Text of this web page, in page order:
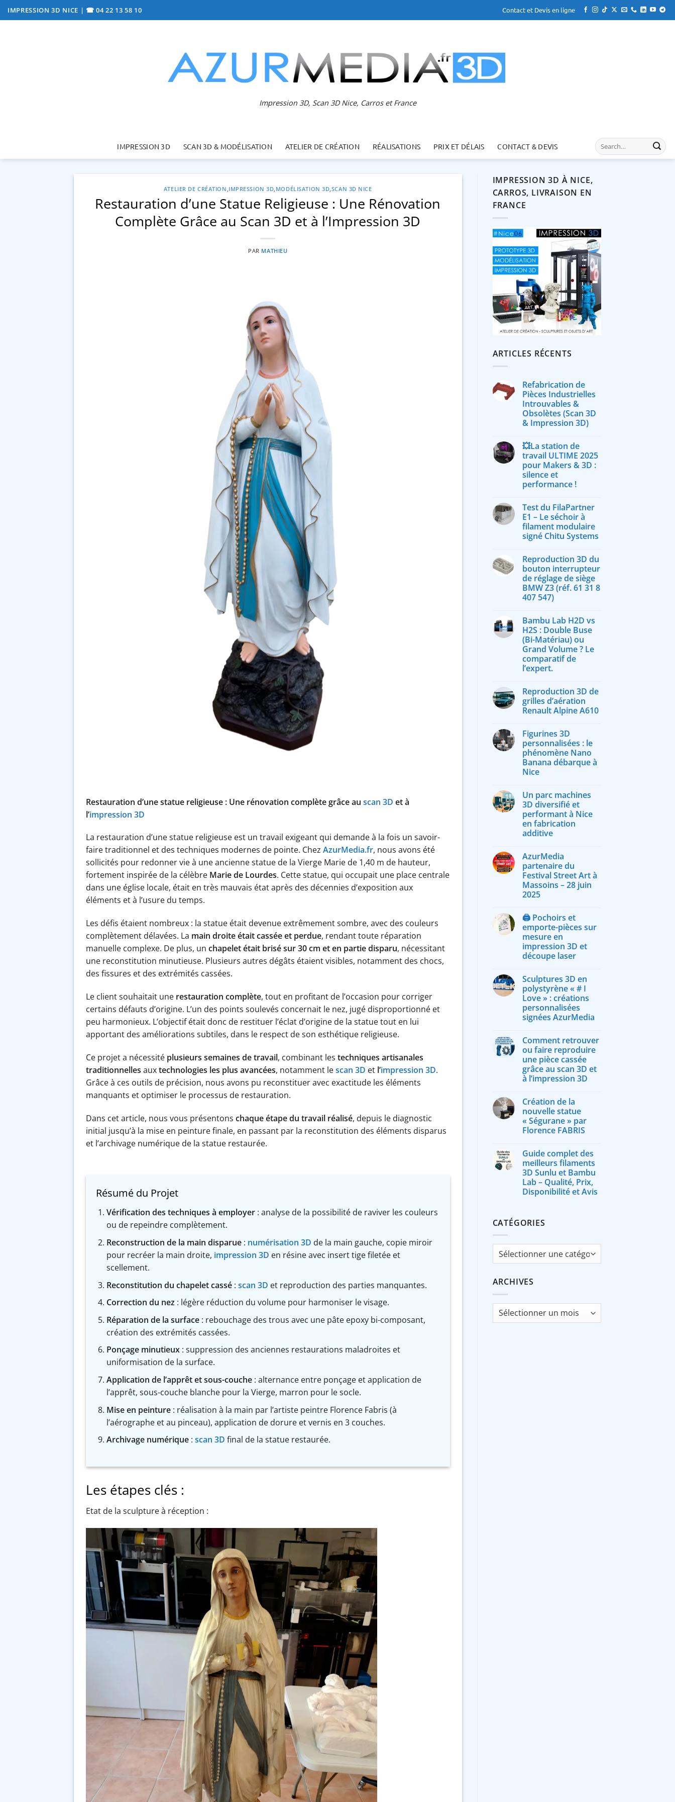
Passer
au
IMPRESSION 3D NICE | ☎ 04 22 13 58 10 Contact et Devis en ligne
Impression 3D, Scan 3D Nice, Carros et France
IMPRESSION 3D SCAN 3D & MODÉLISATION ATELIER DE CRÉATION RÉALISATIONS PRIX ET DÉLAIS CONTACT & DEVIS
ATELIER DE CRÉATION ,IMPRESSION 3D, MODÉLISATION 3D,SCAN 3D NICE
Restauration d’une Statue Religieuse : Une Rénovation
Complète Grâce au Scan 3D et à l’Impression 3D
PAR MATHIEU
Restauration d’une statue religieuse : Une rénovation complète grâce au scan 3D et à
l’impression 3D
La restauration d’une statue religieuse est un travail exigeant qui demande à la fois un savoir-
faire traditionnel et des techniques modernes de pointe. Chez AzurMedia.fr, nous avons été
sollicités pour redonner vie à une ancienne statue de la Vierge Marie de 1,40 m de hauteur,
fortement inspirée de la célèbre Marie de Lourdes. Cette statue, qui occupait une place centrale
dans une église locale, était en très mauvais état après des décennies d’exposition aux
éléments et à l’usure du temps.
Les défis étaient nombreux : la statue était devenue extrêmement sombre, avec des couleurs
complètement délavées. La main droite était cassée et perdue, rendant toute réparation
manuelle complexe. De plus, un chapelet était brisé sur 30 cm et en partie disparu, nécessitant
une reconstitution minutieuse. Plusieurs autres dégâts étaient visibles, notamment des chocs,
des fissures et des extrémités cassées.
Le client souhaitait une restauration complète, tout en profitant de l’occasion pour corriger
certains défauts d’origine. L’un des points soulevés concernait le nez, jugé disproportionné et
peu harmonieux. L’objectif était donc de restituer l’éclat d’origine de la statue tout en lui
apportant des améliorations subtiles, dans le respect de son esthétique religieuse.
Ce projet a nécessité plusieurs semaines de travail, combinant les techniques artisanales
traditionnelles auxtechnologies les plus avancées, notamment lescan 3D et l’impression 3D.
Grâce à ces outils de précision, nous avons pu reconstituer avec exactitude les éléments
manquants et optimiser le processus de restauration.
Dans cet article, nous vous présentons chaque étape du travail réalisé, depuis le diagnostic
initial jusqu’à la mise en peinture finale, en passant par la reconstitution des éléments disparus
et l’archivage numérique de la statue restaurée.
Résumé du Projet
Vérification des techniques à employer: analyse de la possibilité de raviver les couleurs
ou de repeindre complètement.
Reconstruction de la main disparue: numérisation 3D de la main gauche, copie miroir
pour recréer la main droite, impression 3D en résine avec insert tige filetée et
scellement.
Reconstitution du chapelet cassé: scan 3D et reproduction des parties manquantes.
Correction du nez : légère réduction du volume pour harmoniser le visage.
Réparation de la surface: rebouchage des trous avec une pâte epoxy bi-composant,
création des extrémités cassées.
Ponçage minutieux: suppression des anciennes restaurations maladroites et
uniformisation de la surface.
Application de l’apprêt et sous-couche: alternance entre ponçage et application de
l’apprêt, sous-couche blanche pour la Vierge, marron pour le socle.
Mise en peinture: réalisation à la main par l’artiste peintre Florence Fabris (à
l’aérographe et au pinceau), application de dorure et vernis en 3 couches.
Archivage numérique: scan 3D final de la statue restaurée.
Les étapes clés :
Etat de la sculpture à réception :
IMPRESSION 3D À NICE,
CARROS, LIVRAISON EN
FRANCE
ARTICLES RÉCENTS
Refabrication de
Pièces Industrielles
Introuvables &
Obsolètes (Scan 3D
& Impression 3D)
💥La station de
travail ULTIME 2025
pour Makers & 3D :
silence et
performance !
Test du FilaPartner
E1 – Le séchoir à
filament modulaire
signé Chitu Systems
Reproduction 3D du
bouton interrupteur
de réglage de siège
BMW Z3 (réf. 61 31 8
407 547)
Bambu Lab H2D vs
H2S : Double Buse
(Bi-Matériau) ou
Grand Volume ? Le
comparatif de
l’expert.
Reproduction 3D de
grilles d’aération
Renault Alpine A610
Figurines 3D
personnalisées : le
phénomène Nano
Banana débarque à
Nice
Un parc machines
3D diversifié et
performant à Nice
en fabrication
additive
AzurMedia
partenaire du
Festival Street Art à
Massoins – 28 juin
2025
🖨️ Pochoirs et
emporte-pièces sur
mesure en
impression 3D et
découpe laser
Sculptures 3D en
polystyrène « # I
Love » : créations
personnalisées
signées AzurMedia
Comment retrouver
ou faire reproduire
une pièce cassée
grâce au scan 3D et
à l’impression 3D
Création de la
nouvelle statue
« Ségurane » par
Florence FABRIS
Guide complet des
meilleurs filaments
3D Sunlu et Bambu
Lab – Qualité, Prix,
Disponibilité et Avis
CATÉGORIES
Catégories
ARCHIVES
Archives